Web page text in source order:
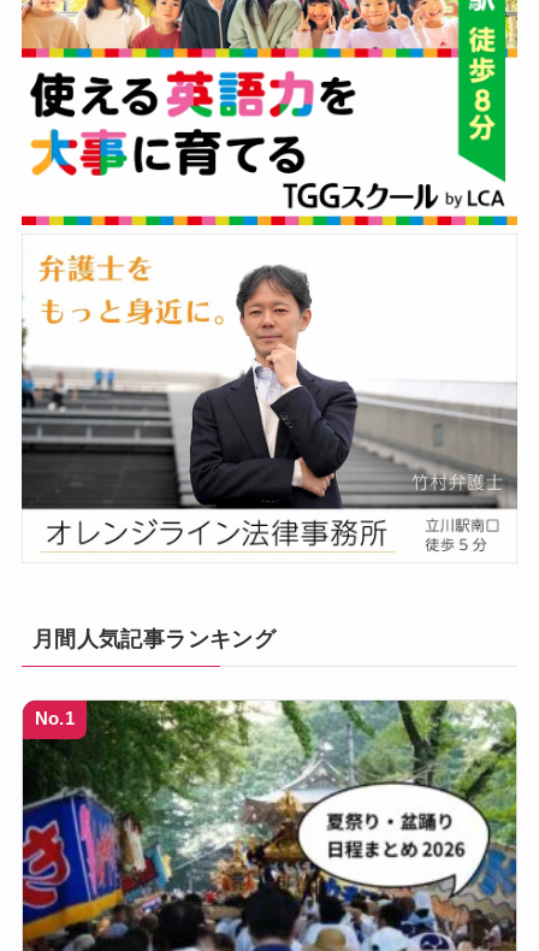
月間人気記事ランキング
No.1